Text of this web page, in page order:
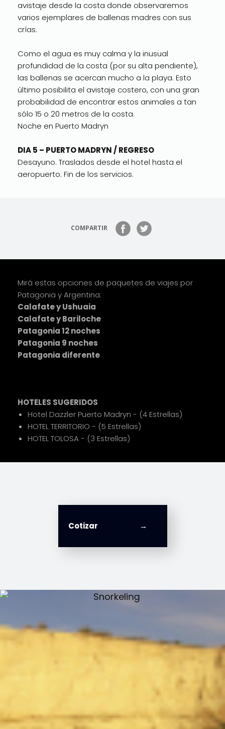
avistaje desde la costa donde observaremos
varios ejemplares de ballenas madres con sus
crías.
Como el agua es muy calma y la inusual
profundidad de la costa (por su alta pendiente),
las ballenas se acercan mucho a la playa. Esto
último posibilita el avistaje costero, con una gran
probabilidad de encontrar estos animales a tan
sólo 15 o 20 metros de la costa.
Noche en Puerto Madryn
DIA 5 – PUERTO MADRYN / REGRESO
Desayuno. Traslados desde el hotel hasta el
aeropuerto. Fin de los servicios.
COMPARTIR
Mirá estas opciones de paquetes de viajes por
Patagonia y Argentina:
Calafate y Ushuaia
Calafate y Bariloche
Patagonia 12 noches
Patagonia 9 noches
Patagonia diferente
HOTELES SUGERIDOS
Hotel Dazzler Puerto Madryn - (4 Estrellas)
HOTEL TERRITORIO - (5 Estrellas)
HOTEL TOLOSA - (3 Estrellas)
Cotizar